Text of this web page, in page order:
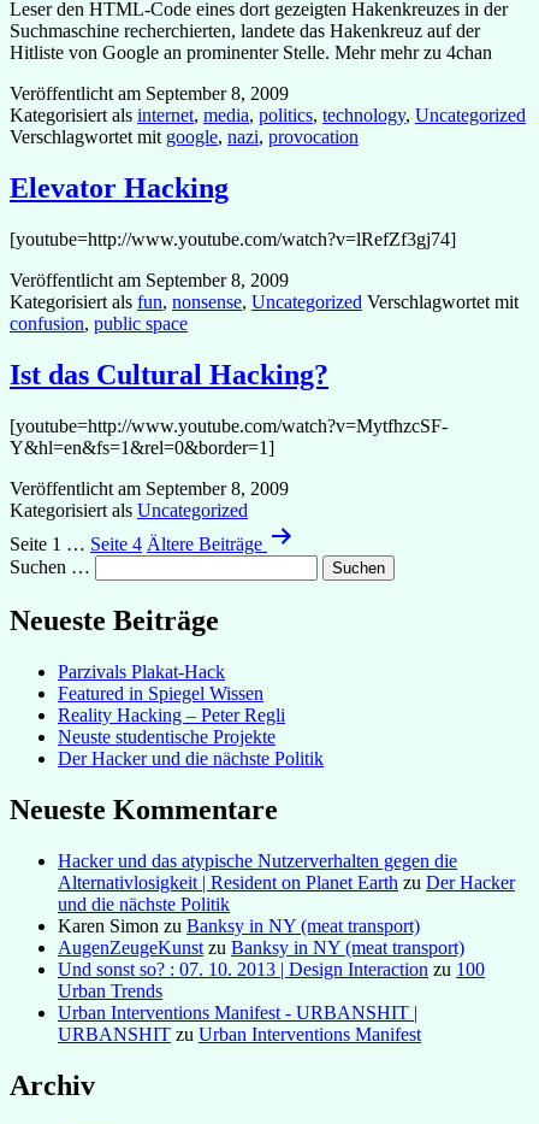
Leser den HTML-Code eines dort gezeigten Hakenkreuzes in der
Suchmaschine recherchierten, landete das Hakenkreuz auf der
Hitliste von Google an prominenter Stelle. Mehr mehr zu 4chan
Veröffentlicht am September 8, 2009
Kategorisiert als internet, media, politics, technology, Uncategorized
Verschlagwortet mit google, nazi, provocation
Elevator Hacking
[youtube=http://www.youtube.com/watch?v=lRefZf3gj74]
Veröffentlicht am September 8, 2009
Kategorisiert als fun, nonsense, Uncategorized Verschlagwortet mit
confusion, public space
Ist das Cultural Hacking?
[youtube=http://www.youtube.com/watch?v=MytfhzcSF-
Y&hl=en&fs=1&rel=0&border=1]
Veröffentlicht am September 8, 2009
Kategorisiert als Uncategorized
Seitennummerierung
der
Seite 1 … Seite 4 Ältere Beiträge
Suchen …
Neueste Beiträge
Parzivals Plakat-Hack
Featured in Spiegel Wissen
Reality Hacking – Peter Regli
Neuste studentische Projekte
Der Hacker und die nächste Politik
Neueste Kommentare
Hacker und das atypische Nutzerverhalten gegen die
Alternativlosigkeit | Resident on Planet Earth zu Der Hacker
und die nächste Politik
Karen Simon zu Banksy in NY (meat transport)
AugenZeugeKunst zu Banksy in NY (meat transport)
Und sonst so? : 07. 10. 2013 | Design Interaction zu 100
Urban Trends
Urban Interventions Manifest - URBANSHIT |
URBANSHIT zu Urban Interventions Manifest
Archiv